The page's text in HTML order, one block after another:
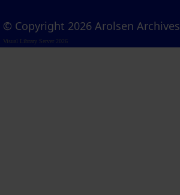
© Copyright 2026 Arolsen Archives
Visual Library Server 2026